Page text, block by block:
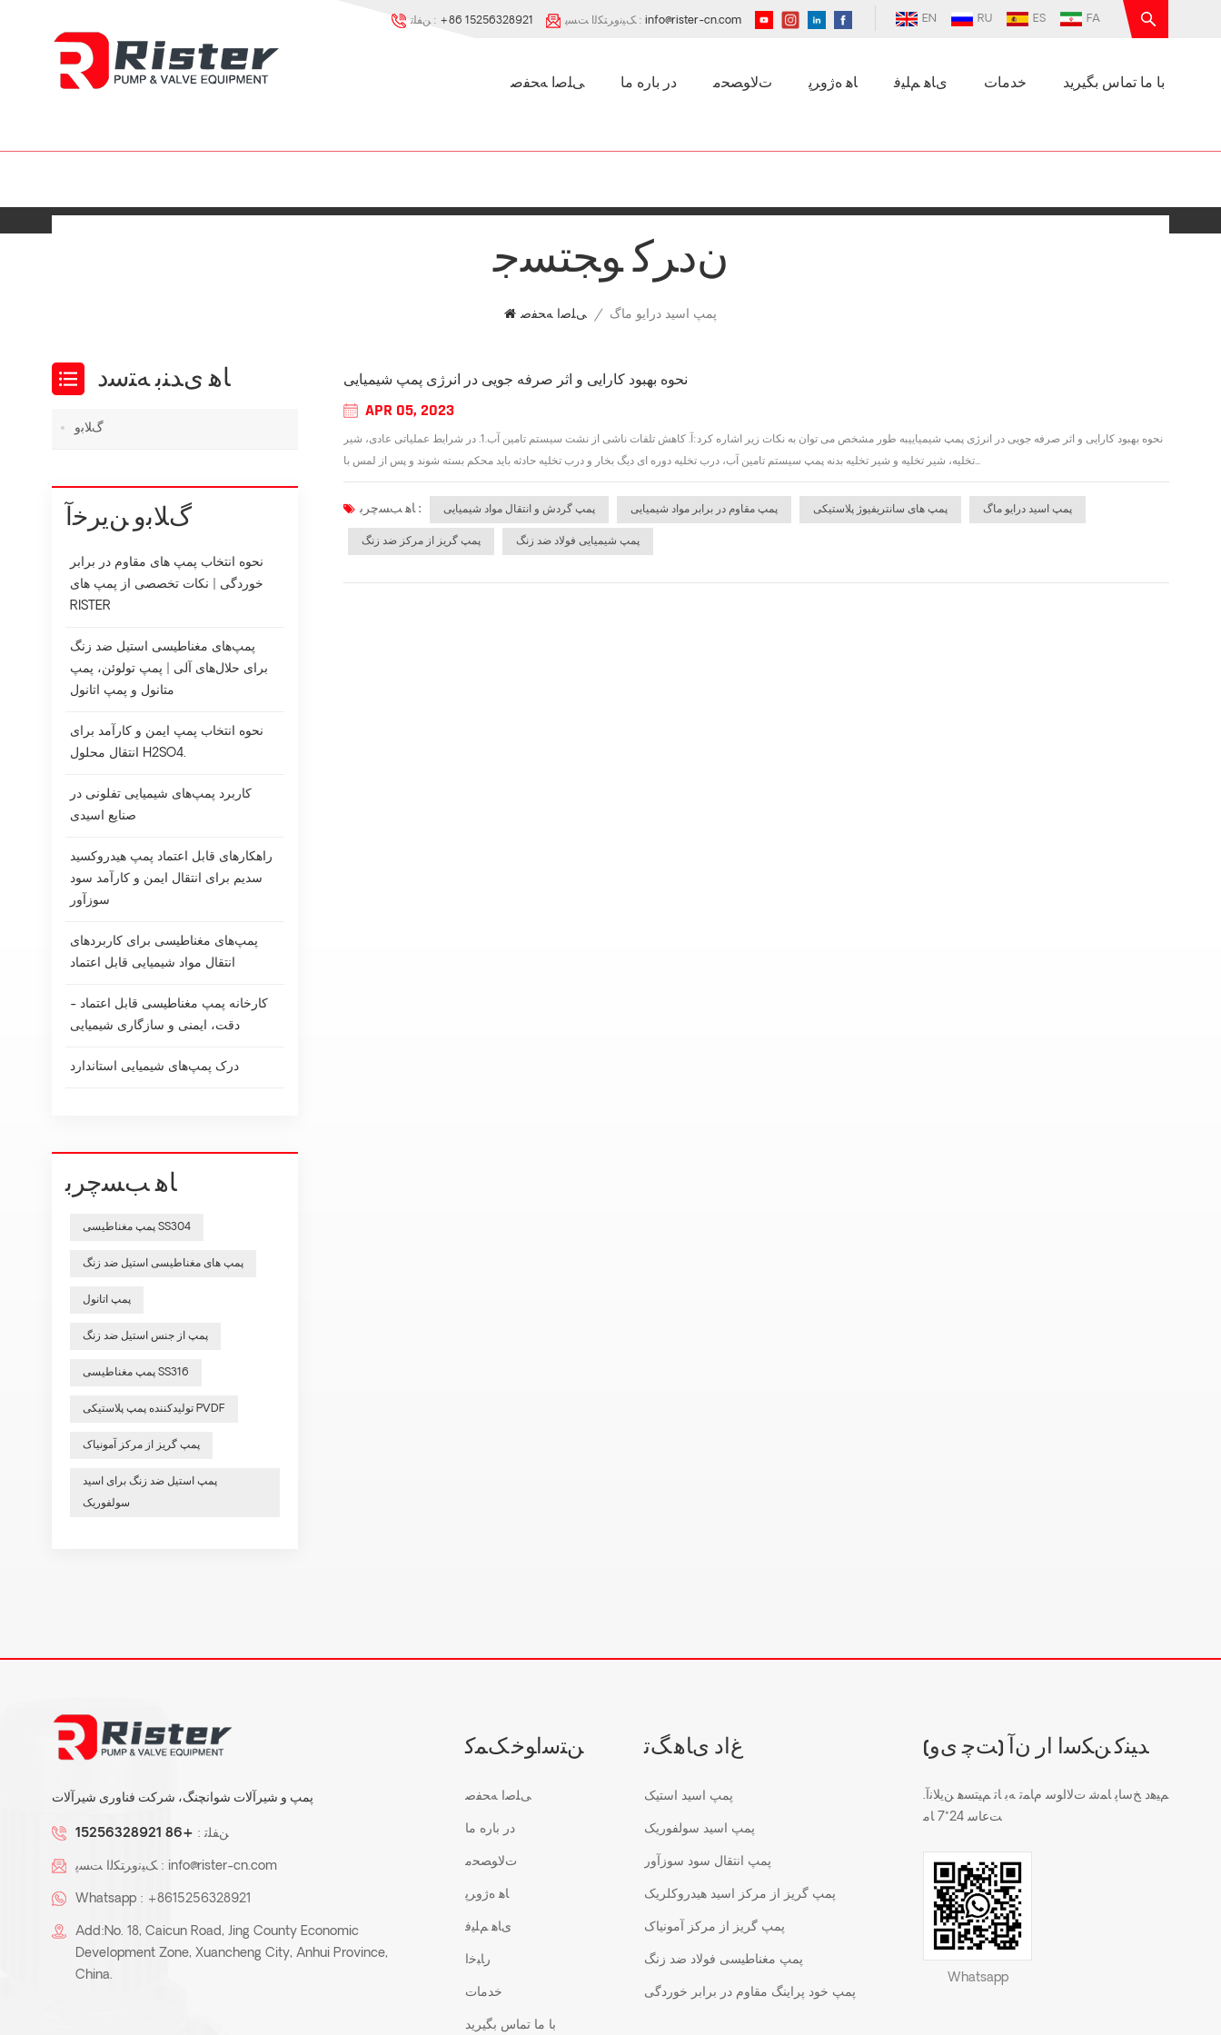
EN RU ES FA ﻦﻔﻠﺗ : +86 15256328921 ﮏﯿﻧﻭﺮﺘﮑﻟﺍ ﺖﺴﭘ : info@rister-cn.com
ﯽﻠﺻﺍ ﻪﺤﻔﺻ در باره ما ﺕﻻ ﻮﺼﺤﻣ ﺎﻫ ﻩﮊﻭﺮﭘ ﯼﺎﻫ ﻢﻠﯿﻓ خدمات با ما تماس بگیرید
ﻥﺩﺮﮐ ﻮﺠﺘﺴﺟ
ﯽﻠﺻﺍ ﻪﺤﻔﺻ / پمپ اسید درایو ماگ
نحوه بهبود کارایی و اثر صرفه جویی در انرژی پمپ شیمیایی
APR 05, 2023
نحوه بهبود کارایی و اثر صرفه جویی در انرژی پمپ شیمیاییبه طور مشخص می توان به نکات زیر اشاره کرد:آ. کاهش تلفات ناشی از نشت سیستم تامین آب.1. در شرایط عملیاتی عادی، شیر
تخلیه، شیر تخلیه و شیر تخلیه بدنه پمپ سیستم تامین آب، درب تخلیه دوره ای دیگ بخار و درب تخلیه حادثه باید محکم بسته شوند و پس از لمس با...
ﺎﻫ ﺐﺴﭼﺮﺑ : پمپ گردش و انتقال مواد شیمیایی پمپ مقاوم در برابر مواد شیمیایی پمپ های سانتریفیوژ پلاستیکی پمپ اسید درایو ماگ
پمپ گریز از مرکز ضد زنگ پمپ شیمیایی فولاد ضد زنگ
ﺎﻫ ﯼﺪﻨﺑ ﻪﺘﺳﺩ
ﮒﻼ ﺑﻭ
ﮒﻼ ﺑﻭ ﻦﯾﺮﺧﺁ
نحوه انتخاب پمپ های مقاوم در برابر
خوردگی | نکات تخصصی از پمپ های
RISTER
پمپ‌های مغناطیسی استیل ضد زنگ
برای حلال‌های آلی | پمپ تولوئن، پمپ
متانول و پمپ اتانول
نحوه انتخاب پمپ ایمن و کارآمد برای
انتقال محلول H2SO4.
کاربرد پمپ‌های شیمیایی تفلونی در
صنایع اسیدی
راهکارهای قابل اعتماد پمپ هیدروکسید
سدیم برای انتقال ایمن و کارآمد سود
سوزآور
پمپ‌های مغناطیسی برای کاربردهای
انتقال مواد شیمیایی قابل اعتماد
کارخانه پمپ مغناطیسی قابل اعتماد -
دقت، ایمنی و سازگاری شیمیایی
درک پمپ‌های شیمیایی استاندارد
ﺎﻫ ﺐﺴﭼﺮﺑ
پمپ مغناطیسی SS304
پمپ های مغناطیسی استیل ضد زنگ
پمپ اتانول
پمپ از جنس استیل ضد زنگ
پمپ مغناطیسی SS316
تولیدکننده پمپ پلاستیکی PVDF
پمپ گریز از مرکز آمونیاک
پمپ استیل ضد زنگ برای اسید
سولفوریک
پمپ و شیرآلات شوانچنگ، شرکت فناوری شیرآلات
ﻦﻔﻠﺗ : +86 15256328921
ﮏﯿﻧﻭﺮﺘﮑﻟﺍ ﺖﺴﭘ : info@rister-cn.com
Whatsapp : +8615256328921
Add:No. 18, Caicun Road, Jing County Economic
Development Zone, Xuancheng City, Anhui Province,
China.
ﻦﺘﺳﺍﻮﺧ ﮏﻤﮐ
ﯽﻠﺻﺍ ﻪﺤﻔﺻ
در باره ما
ﺕﻻ ﻮﺼﺤﻣ
ﺎﻫ ﻩﮊﻭﺮﭘ
ﯼﺎﻫ ﻢﻠﯿﻓ
ﺭﺎﺒﺧﺍ
خدمات
با ما تماس بگیرید
ﻍﺍﺩ ﯼﺎﻫ ﮓﺗ
پمپ اسید استیک
پمپ اسید سولفوریک
پمپ انتقال سود سوزآور
پمپ گریز از مرکز اسید هیدروکلریک
پمپ گریز از مرکز آمونیاک
پمپ مغناطیسی فولاد ضد زنگ
پمپ خود پراینگ مقاوم در برابر خوردگی
(ﺖﭼ ﯼﻭ) ﺪﯿﻨﮐ ﻦﮑﺳﺍ ﺍﺭ ﻥﺁ
.ﻢﯿﻫﺩ ﺦﺳﺎﭘ ﺎﻤﺷ ﺕﻻ ﺍﻮﺳ ﻡﺎﻤﺗ ﻪﺑ ﺎﺗ ﻢﯿﺘﺴﻫ ﻦﯾﻼ ﻧﺁ
ﺖﻋﺎﺳ 24*7 ﺎﻣ
Whatsapp